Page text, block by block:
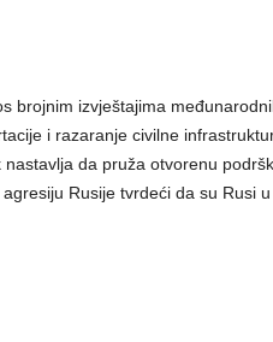
brojnim izvještajima
i razaranje civilne
nastavlja da pruža otvorenu
Rusije tvrdeći da su Rusi